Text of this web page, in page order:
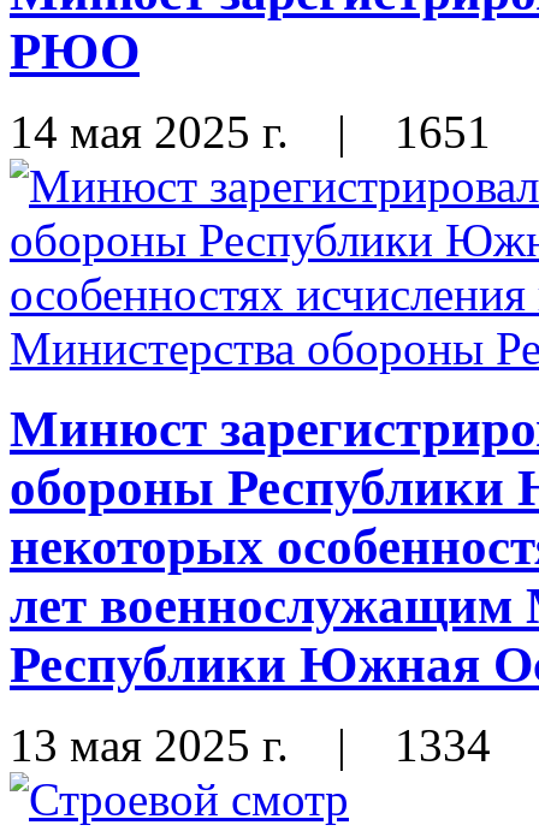
РЮО
14 мая 2025 г. | 1651
Минюст
обороны
некоторых
лет военнослужащим
Республики Южная
13 мая 2025 г. | 1334